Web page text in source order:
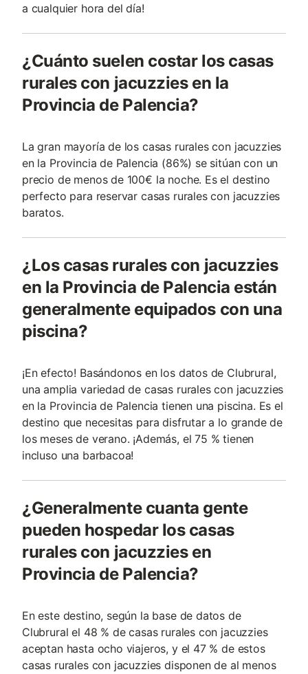
a cualquier hora del día!
¿Cuánto suelen costar los casas
rurales con jacuzzies en la
Provincia de Palencia?
La gran mayoría de los casas rurales con jacuzzies
en la Provincia de Palencia (86%) se sitúan con un
precio de menos de 100€ la noche. Es el destino
perfecto para reservar casas rurales con jacuzzies
baratos.
¿Los casas rurales con jacuzzies
en la Provincia de Palencia están
generalmente equipados con una
piscina?
¡En efecto! Basándonos en los datos de Clubrural,
una amplia variedad de casas rurales con jacuzzies
en la Provincia de Palencia tienen una piscina. Es el
destino que necesitas para disfrutar a lo grande de
los meses de verano. ¡Además, el 75 % tienen
incluso una barbacoa!
¿Generalmente cuanta gente
pueden hospedar los casas
rurales con jacuzzies en
Provincia de Palencia?
En este destino, según la base de datos de
Clubrural el 48 % de casas rurales con jacuzzies
aceptan hasta ocho viajeros, y el 47 % de estos
casas rurales con jacuzzies disponen de al menos